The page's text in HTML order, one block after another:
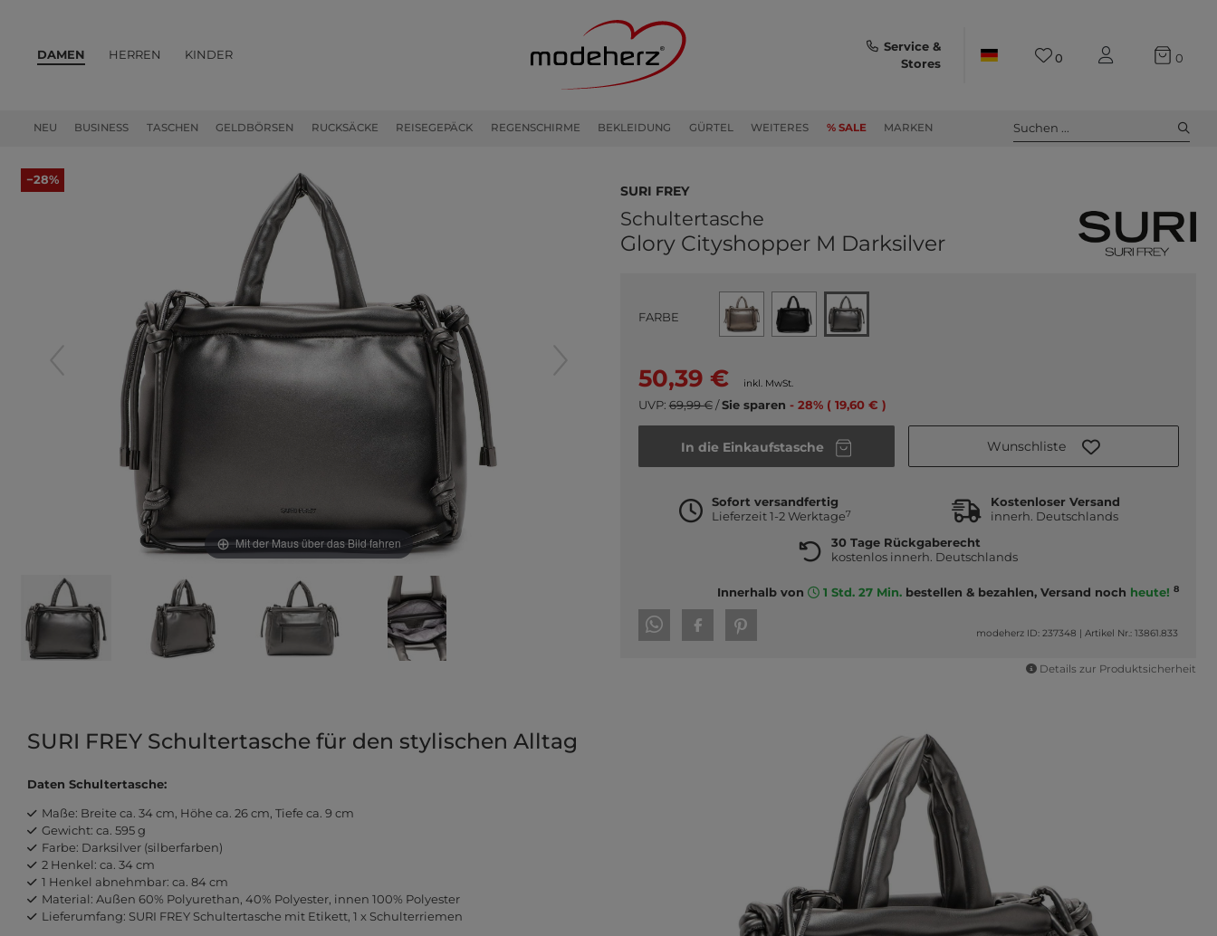
DAMEN
NEU BUSINESS TASCHEN GELDBÖRSEN RUCKSÄCKE REISEGEPÄCK REGENSCHIRME BEKLEIDUNG GÜRTEL WEITERES % SALE MARKEN
HERREN KINDER
Service &
Stores
0 0
Suchen ...
−28%
Mit der Maus über das Bild fahren
SURI FREY
Schultertasche
Glory Cityshopper M Darksilver
FARBE
50,39 € inkl. MwSt.
UVP: 69,99 €/Sie sparen - 28% ( 19,60 € )
In die Einkaufstasche Wunschliste
Sofort versandfertig
Lieferzeit 1-2 Werktage7
Kostenloser Versand
innerh. Deutschlands
30 Tage Rückgaberecht
kostenlos innerh. Deutschlands
Innerhalb von 1 Std. 27 Min.bestellen & bezahlen, Versand noch heute! 8
modeherz ID: 237348 |Artikel Nr.: 13861.833
Details zur Produktsicherheit
SURI FREY Schultertasche für den stylischen Alltag
Daten Schultertasche:
Maße: Breite ca. 34 cm, Höhe ca. 26 cm, Tiefe ca. 9 cm
Gewicht: ca. 595 g
Farbe: Darksilver (silberfarben)
2 Henkel: ca. 34 cm
1 Henkel abnehmbar: ca. 84 cm
Material: Außen 60% Polyurethan, 40% Polyester, innen 100% Polyester
Lieferumfang: SURI FREY Schultertasche mit Etikett, 1 x Schulterriemen